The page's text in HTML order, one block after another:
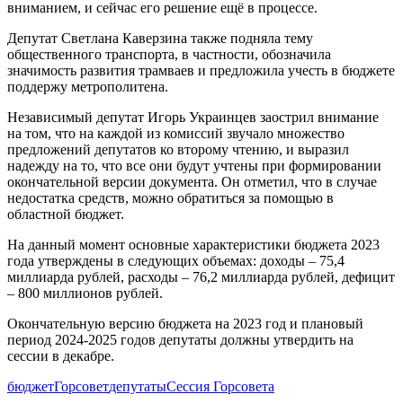
вниманием, и сейчас его решение ещё в процессе.
Депутат Светлана Каверзина также подняла тему
общественного транспорта, в частности, обозначила
значимость развития трамваев и предложила учесть в бюджете
поддержу метрополитена.
Независимый депутат Игорь Украинцев заострил внимание
на том, что на каждой из комиссий звучало множество
предложений депутатов ко второму чтению, и выразил
надежду на то, что все они будут учтены при формировании
окончательной версии документа. Он отметил, что в случае
недостатка средств, можно обратиться за помощью в
областной бюджет.
На данный момент основные характеристики бюджета 2023
года утверждены в следующих объемах: доходы – 75,4
миллиарда рублей, расходы – 76,2 миллиарда рублей, дефицит
– 800 миллионов рублей.
Окончательную версию бюджета на 2023 год и плановый
период 2024-2025 годов депутаты должны утвердить на
сессии в декабре.
бюджетГорсоветдепутатыСессия Горсовета